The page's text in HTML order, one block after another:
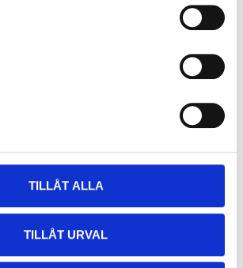
TILLÅT ALLA
TILLÅT URVAL
In stock in 2store
799:-